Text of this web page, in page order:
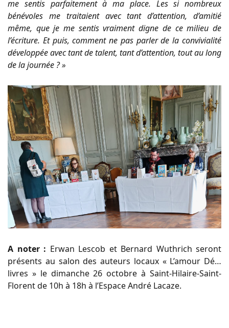
me sentis parfaitement à ma place. Les si nombreux
bénévoles me traitaient avec tant d’attention, d’amitié
même, que je me sentis vraiment digne de ce milieu de
l’écriture. Et puis, comment ne pas parler de la convivialité
développée avec tant de talent, tant d’attention, tout au long
de la journée ? »
A noter : Erwan Lescob et Bernard Wuthrich seront
présents au salon des auteurs locaux « L’amour Dé…
livres » le dimanche 26 octobre à Saint-Hilaire-Saint-
Florent de 10h à 18h à l’Espace André Lacaze.